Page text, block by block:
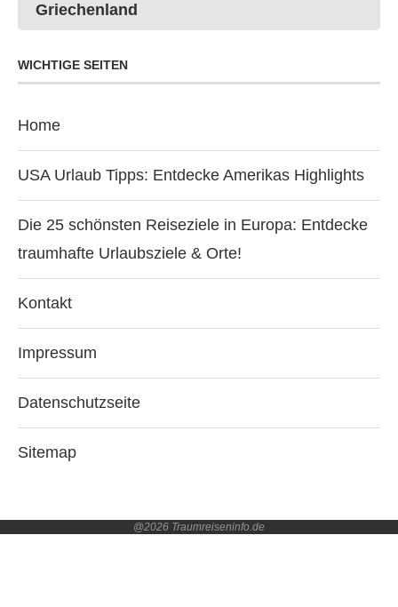
Griechenland
WICHTIGE SEITEN
Home
USA Urlaub Tipps: Entdecke Amerikas Highlights
Die 25 schönsten Reiseziele in Europa: Entdecke
traumhafte Urlaubsziele & Orte!
Kontakt
Impressum
Datenschutzseite
Sitemap
@2026 Traumreiseninfo.de